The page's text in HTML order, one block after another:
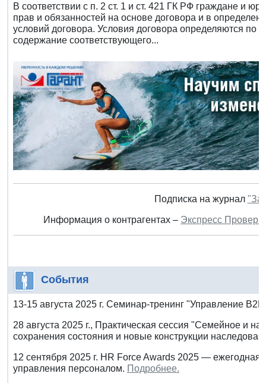
В соответствии с п. 2 ст. 1 и ст. 421 ГК РФ граждане и
прав и обязанностей на основе договора и в
условий договора. Условия договора определяются по
содержание соответствующего...
Подписка на журнал
Информация о контрагентах – Экспресс
События
13-15 августа 2025 г. Семинар-тренинг "Управление
28 августа 2025 г., Практическая сессия "Семейное и
сохранения состояния и новые конструкции
12 сентября 2025 г. HR Force Awards 2025 —
управления персоналом. Подробнее.